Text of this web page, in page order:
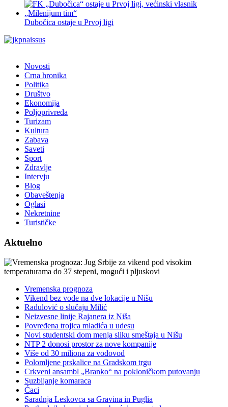
Dubočica ostaje u Prvoj ligi
Novosti
Crna hronika
Politika
Društvo
Ekonomija
Poljoprivreda
Turizam
Kultura
Zabava
Saveti
Sport
Zdravlje
Intervju
Blog
Obaveštenja
Oglasi
Nekretnine
Turističke
Aktuelno
Vremenska prognoza
Vikend bez vode na dve lokacije u Nišu
Radulović o slučaju Milić
Neizvesne linije Rajanera iz Niša
Povređena trojica mladića u udesu
Novi studentski dom menja sliku smeštaja u Nišu
NTP 2 donosi prostor za nove kompanije
Više od 30 miliona za vodovod
Polomljene prskalice na Gradskom trgu
Crkveni ansambl „Branko“ na pokloničkom putovanju
Suzbijanje komaraca
Ćaci
Saradnja Leskovca sa Gravina in Puglia